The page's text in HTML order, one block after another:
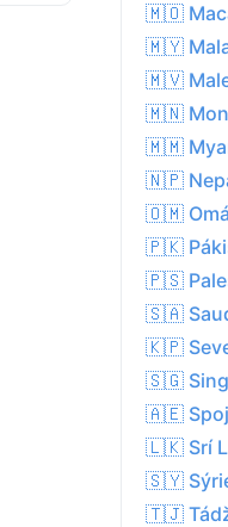
🇲🇴
🇲🇾
🇲🇻
🇲🇳
🇲🇲
🇳🇵
🇴🇲
🇵🇰
🇵🇸
🇸🇦
🇰🇵
🇸🇬
🇦🇪
🇱🇰 Srí
🇸🇾
🇹🇯